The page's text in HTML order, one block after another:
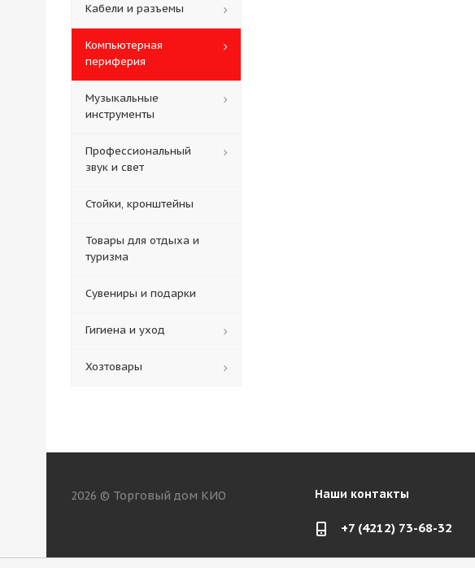
Кабели и разъемы
Компьютерная
периферия
Музыкальные
инструменты
Профессиональный
звук и свет
Стойки, кронштейны
Товары для отдыха и
туризма
Сувениры и подарки
Гигиена и уход
Хозтовары
2026 © Торговый дом КИО Наши контакты
+7 (4212) 73-68-32